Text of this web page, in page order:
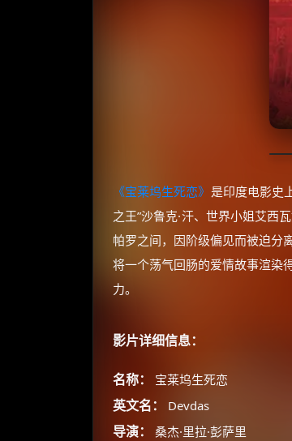
《宝莱坞生死恋》 是印度电影史
之王”沙鲁克·汗、世界小姐艾西
帕罗之间，因阶级偏见而被迫分
将一个荡气回肠的爱情故事渲染
力。
影片详细信息：
名称： 宝莱坞生死恋
英文名： Devdas
导演： 桑杰·里拉·彭萨里